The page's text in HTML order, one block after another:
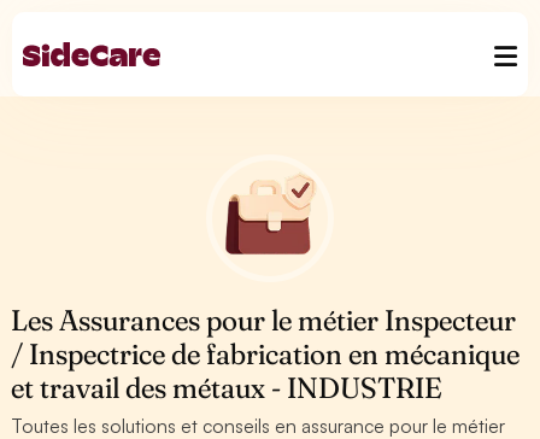
Les Assurances pour le métier Inspecteur
/ Inspectrice de fabrication en mécanique
et travail des métaux - INDUSTRIE
Toutes les solutions et conseils en assurance pour le métier